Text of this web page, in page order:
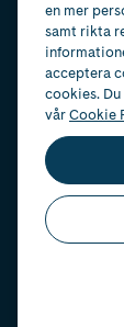
en mer
samt rikta
acceptera
cookies. Du
vårCookie